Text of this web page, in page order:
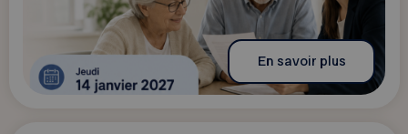
En savoir plus